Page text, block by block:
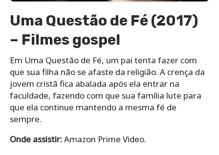
Uma Questão de Fé (2017)
– Filmes gospel
Em Uma Questão de Fé, um pai tenta fazer com
que sua filha não se afaste da religião. A crença da
jovem cristã fica abalada após ela entrar na
faculdade, fazendo com que sua família lute para
que ela continue mantendo a mesma fé de
sempre.
Onde assistir:Amazon Prime Video.